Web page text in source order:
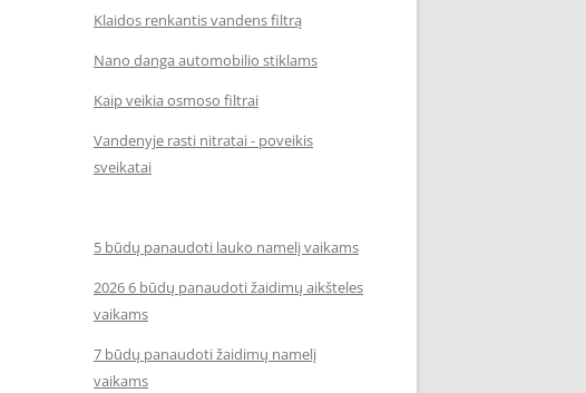
Klaidos renkantis vandens filtrą
Nano danga automobilio stiklams
Kaip veikia osmoso filtrai
Vandenyje rasti nitratai - poveikis
sveikatai
5 būdų panaudoti lauko namelį vaikams
2026 6 būdų panaudoti žaidimų aikšteles
vaikams
7 būdų panaudoti žaidimų namelį
vaikams